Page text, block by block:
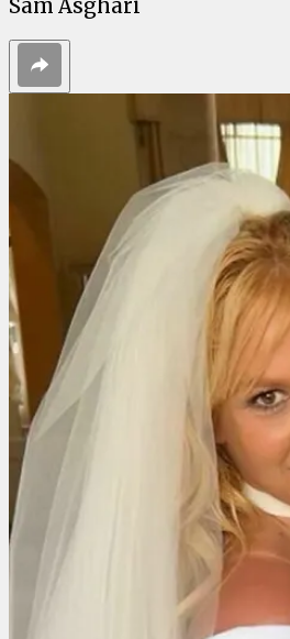
Sam Asghari